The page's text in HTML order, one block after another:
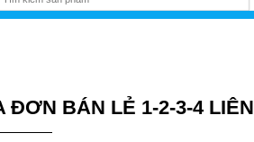
ĐƠN BÁN LẺ 1-2-3-4 LIÊN